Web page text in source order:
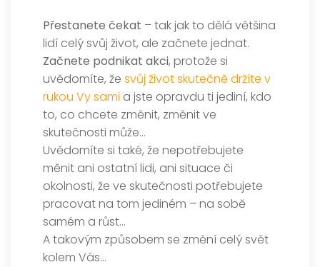
Přestanete čekat – tak jak to dělá většina
lidí celý svůj život, ale začnete jednat.
Začnete podnikat akci, protože si
uvědomíte, že svůj život skutečně držíte v
rukou Vy sami a jste opravdu ti jediní, kdo
to, co chcete změnit, změnit ve
skutečnosti může…
Uvědomíte si také, že nepotřebujete
měnit ani ostatní lidi, ani situace či
okolnosti, že ve skutečnosti potřebujete
pracovat na tom jediném – na sobě
samém a růst…
A takovým způsobem se změní celý svět
kolem Vás…